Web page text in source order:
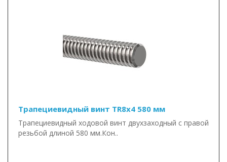
Трапециевидный винт TR8x4 580 мм
Трапециевидный ходовой винт двухзаходный с правой
резьбой длиной 580 мм.Кон..